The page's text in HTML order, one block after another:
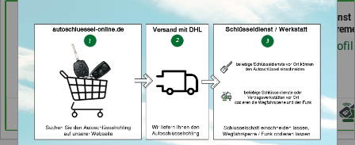
Meister Grüner (in
München)
Händlerprofil
Calenberger
Schlüssedienst (in
Hannover)
Schlüsseldienst
Possienke (in
Händlerprofil